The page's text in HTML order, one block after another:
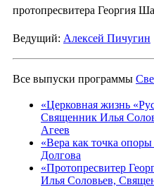
протопресвитера Георгия
Ведущий: Алексей Пичугин
Все выпуски программы
«Церковная жизнь
Священник Илья
Агеев
«Вера как точка
Долгова
«Протопресвитер
Илья Соловьев,